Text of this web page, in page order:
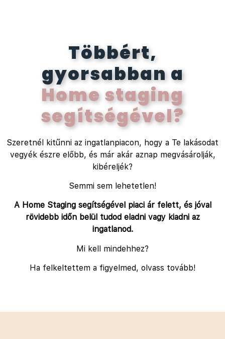
Többért,
gyorsabban a
Home staging
segítségével?
Szeretnél kitűnni az ingatlanpiacon, hogy a Te lakásodat
vegyék észre előbb, és már akár aznap megvásárolják,
kibéreljék?
Semmi sem lehetetlen!
A Home Staging segítségével piaci ár felett, és jóval
rövidebb időn belül tudod eladni vagy kiadni az
ingatlanod.
Mi kell mindehhez?
Ha felkeltettem a figyelmed, olvass tovább!